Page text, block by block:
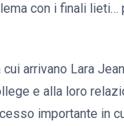
con i finali lieti…
arrivano Lara
e alla loro
importante in